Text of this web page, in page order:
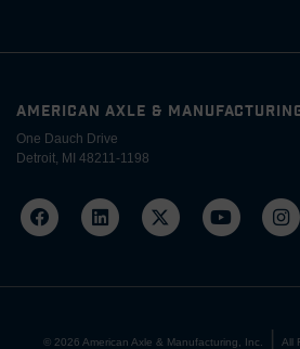
AMERICAN AXLE &
One Dauch Drive
Detroit, MI 48211-1198
© 2026 American Axle & Manufacturing, Inc. All